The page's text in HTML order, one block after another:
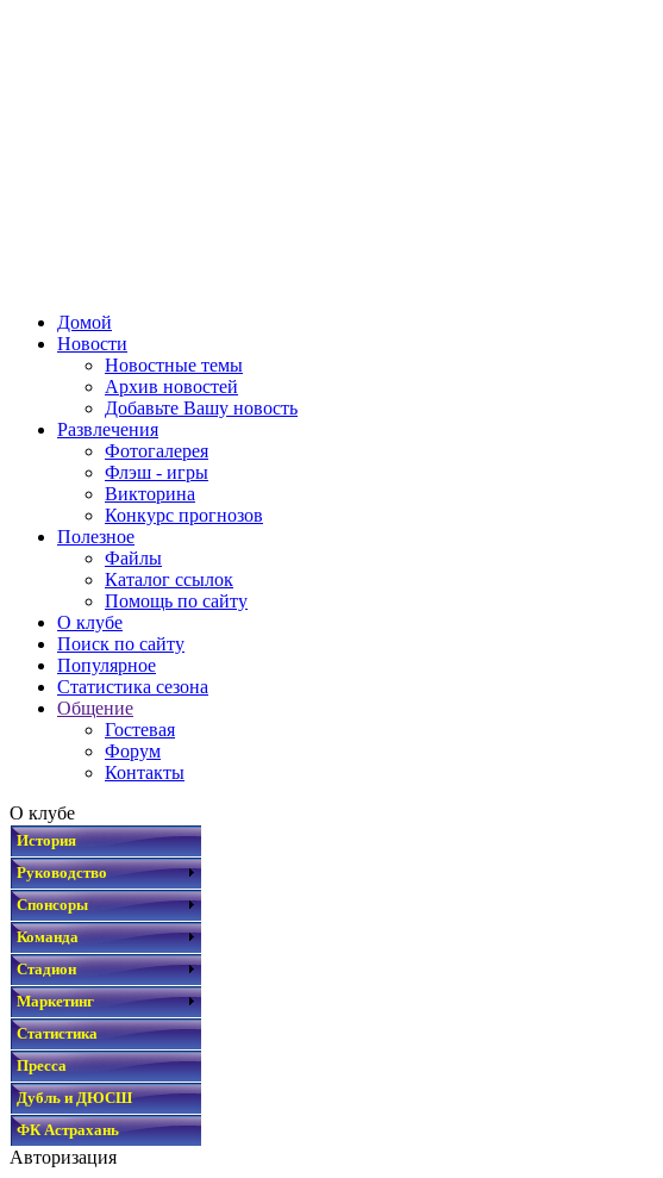
Домой
Новости
Новостные темы
Архив новостей
Добавьте Вашу новость
Развлечения
Фотогалерея
Флэш - игры
Викторина
Конкурс прогнозов
Полезное
Файлы
Каталог ссылок
Помощь по сайту
О клубе
Поиск по сайту
Популярное
Статистика сезона
Общение
Гостевая
Форум
Контакты
О клубе
История
Руководство
Спонсоры
Команда
Стадион
Маркетинг
Статистика
Пресса
Дубль и ДЮСШ
ФК Астрахань
Авторизация